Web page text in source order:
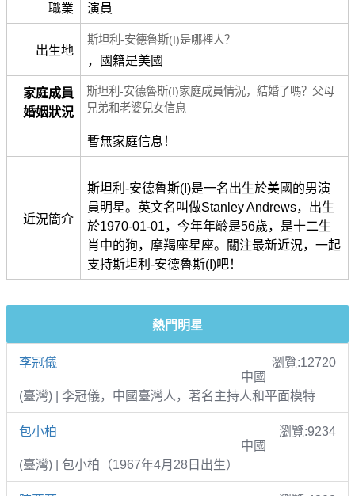
職業 演員
出生地
斯坦利-安德魯斯(I)是哪裡人？
，國籍是美國
家庭成員
婚姻狀況
斯坦利-安德魯斯(I)家庭成員情況，結婚了嗎？父母
兄弟和老婆兒女信息
暫無家庭信息！
近況簡介
斯坦利-安德魯斯(I)是一名出生於美國的男演
員明星。英文名叫做Stanley Andrews，出生
於1970-01-01，今年年齡是56歲，是十二生
肖中的狗，摩羯座星座。關注最新近況，一起
支持斯坦利-安德魯斯(I)吧！
熱門明星
李冠儀
瀏覽:12720
中國
(臺灣) | 李冠儀，中國臺灣人，著名主持人和平面模特
包小柏
瀏覽:9234
中國
(臺灣) | 包小柏（1967年4月28日出生）